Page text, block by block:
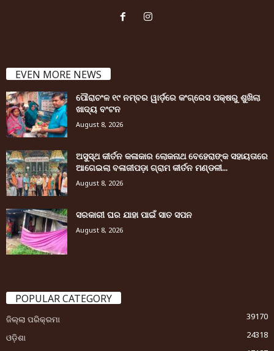
EVEN MORE NEWS
ପୌରାଚଂଳ ୧୯ ନମ୍ବର ୱାର୍ଡ଼ରେ କଂଗ୍ରେସ ପକ୍ଷରୁ ଶୁଖିଲା
ଖାଦ୍ୟ ବଂଟନ
August 8, 2026
ଅସୁସ୍ଥ କୀର୍ତନ କଳାକାର ଲୋକନାଥ ବେହେରାଙ୍କ ସହାୟତାରେ
ଆଗେଇଲା ବଳାଜୀପଡ଼ା ଗ୍ରାମ କୀର୍ତନ ମଣ୍ଡଳୀ...
August 8, 2026
ସରକାରୀ ଘର ଯାହା ପାଇଁ ସାତ ସପନ
August 8, 2026
POPULAR CATEGORY
ଜିଲ୍ଲା ପରିକ୍ରମା
39170
ଓଡ଼ିଶା
24318